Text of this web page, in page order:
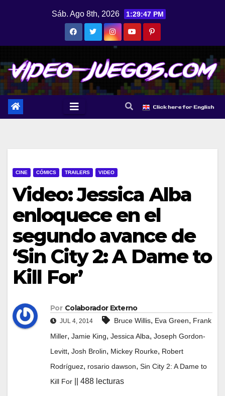
Sáb. Ago 8th, 2026 1:29:47 PM
CINE CÓMICS TRAILERS VIDEO
Video: Jessica Alba
enloquece en el
segundo avance de
‘Sin City 2: A Dame to
Kill For’
Por Colaborador Externo
JUL 4, 2014 Bruce Willis, Eva Green, Frank
Miller, Jamie King, Jessica Alba, Joseph Gordon-
Levitt, Josh Brolin, Mickey Rourke, Robert
Rodríguez, rosario dawson, Sin City 2: A Dame to
Kill For
|| 488 lecturas